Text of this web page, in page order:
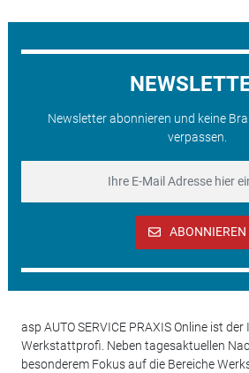
Newsletter abonnieren und keine
verpassen.
ABONNIEREN
asp AUTO SERVICE PRAXIS Online ist
Werkstattprofi. Neben tagesaktuellen
besonderem Fokus auf die Bereiche